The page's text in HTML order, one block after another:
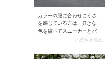
カラーの服に合わせにくさ
を感じている方は、好きな
色を絞ってスニーカーとバ
ッグ、キャップなど小物で
スしやすくなりますよ。ス
> 続きを読む